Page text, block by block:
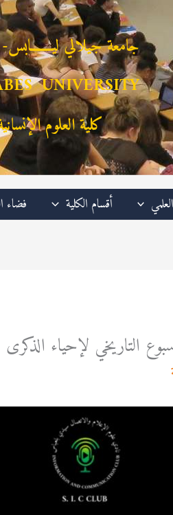
جامعة جيلالي
UNIVERSITY
كلية العلوم
أقسام الكلية فضاء
لإحياء الذكرى